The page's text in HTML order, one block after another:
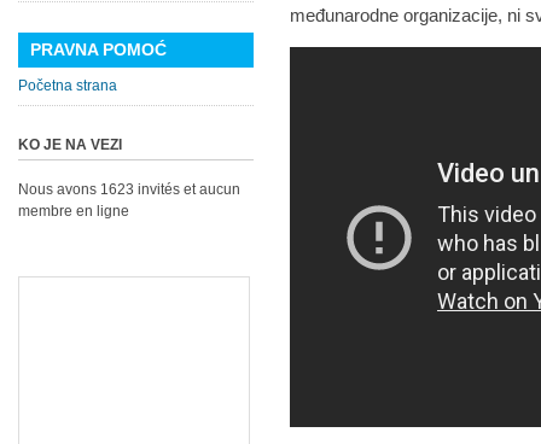
međunarodne organizacije, ni
PRAVNA POMOĆ
Početna strana
KO JE NA VEZI
Nous avons 1623 invités et aucun
membre en ligne